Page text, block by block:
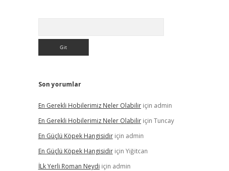
Son yorumlar
En Gerekli Hobilerimiz Neler Olabiliriçin admin
En Gerekli Hobilerimiz Neler Olabiliriçin Tuncay
En Güçlü Köpek Hangisidiriçin admin
En Güçlü Köpek Hangisidiriçin Yiğitcan
İLk Yerli Roman Neydi için admin